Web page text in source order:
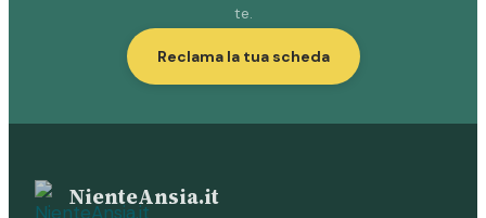
te.
Reclama la tua scheda
NienteAnsia.it